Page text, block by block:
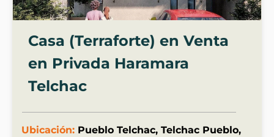
Casa (Terraforte) en Venta
en Privada Haramara
Telchac
Ubicación: Pueblo Telchac, Telchac Pueblo,